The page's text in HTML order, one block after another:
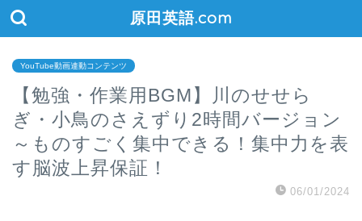
原田英語.com
YouTube動画連動コンテンツ
【勉強・作業用BGM】川のせせら
ぎ・小鳥のさえずり2時間バージョン
～ものすごく集中できる！集中力を表
す脳波上昇保証！
06/01/2024